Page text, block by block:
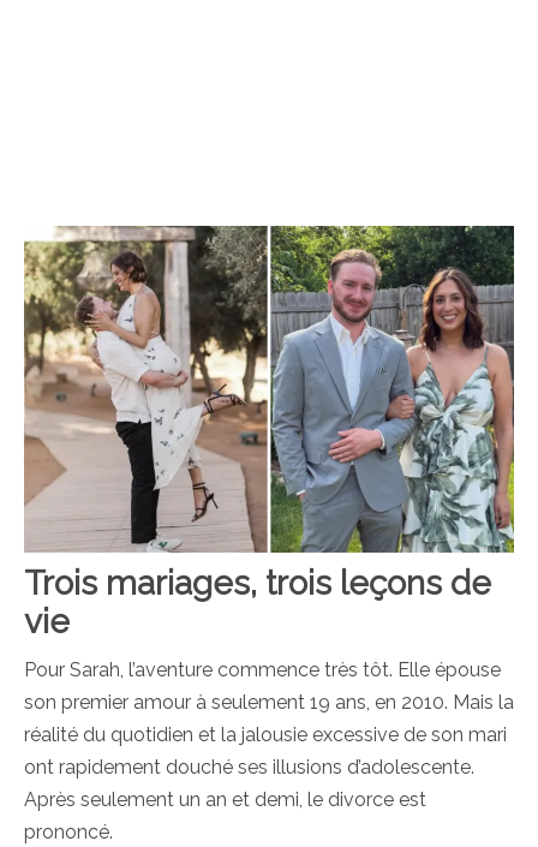
Trois mariages, trois leçons de
vie
Pour Sarah, l’aventure commence très tôt. Elle épouse
son premier amour à seulement 19 ans, en 2010. Mais la
réalité du quotidien et la jalousie excessive de son mari
ont rapidement douché ses illusions d’adolescente.
Après seulement un an et demi, le divorce est
prononcé.